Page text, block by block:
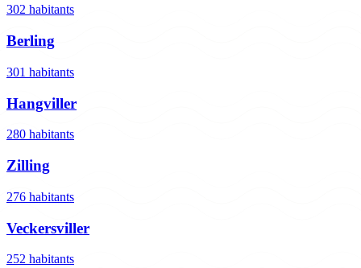
302 habitants
Berling
301 habitants
Hangviller
280 habitants
Zilling
276 habitants
Veckersviller
252 habitants